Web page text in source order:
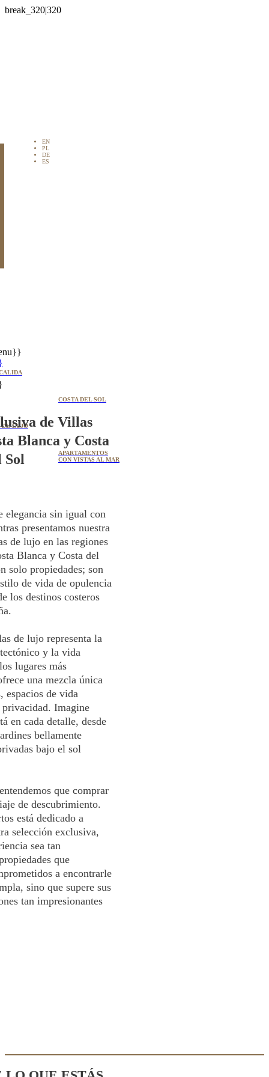
EN
PL
DE
ES
COSTA DEL SOL
LUJO
APARTAMENTOS
CON VISTAS AL MAR
de Villas
Blanca y Costa
Sol
elegancia sin igual con
presentamos nuestra
de lujo en las regiones
Blanca y Costa del
solo propiedades; son
de vida de opulencia
los destinos costeros
de lujo representa la
y la vida
lugares más
una mezcla única
espacios de vida
Imagine
en cada detalle, desde
bellamente
bajo el sol
que comprar
de descubrimiento.
está dedicado a
selección exclusiva,
sea tan
que
a encontrarle
sino que supere sus
tan impresionantes